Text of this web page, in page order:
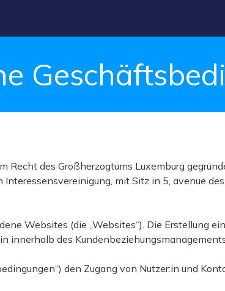
des Großherzogtums Luxemburg
mit Sitz in 5, avenue
Websites (die „Websites“). Die Erstellung
innerhalb des
den Zugang von Nutzer:in und